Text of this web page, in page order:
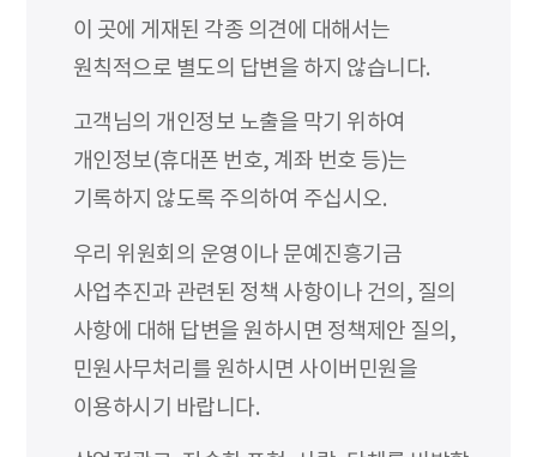
이 곳에 게재된 각종 의견에 대해서는
원칙적으로 별도의 답변을 하지 않습니다.
고객님의 개인정보 노출을 막기 위하여
개인정보(휴대폰 번호, 계좌 번호 등)는
기록하지 않도록 주의하여 주십시오.
우리 위원회의 운영이나 문예진흥기금
사업추진과 관련된 정책 사항이나 건의, 질의
사항에 대해 답변을 원하시면 정책제안 질의,
민원사무처리를 원하시면 사이버민원을
이용하시기 바랍니다.